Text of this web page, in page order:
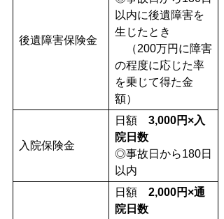
後遺障害保険金
以内に後遺障害を
生じたとき
（200万円に障害
の程度に応じた率
を乗じて得た金
額）
入院保険金
日額 3,000円×入
院日数
◎事故日から180日
以内
日額 2,000円×通
院日数